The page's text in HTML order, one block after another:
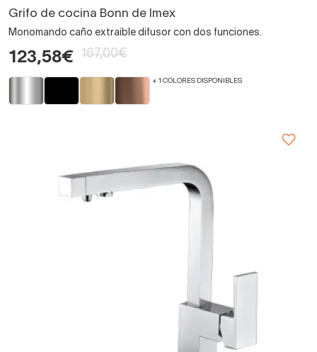
Grifo de cocina Bonn de Imex
Monomando caño extraible difusor con dos funciones.
123,58€ 167,00€
+ 1 COLORES DISPONIBLES